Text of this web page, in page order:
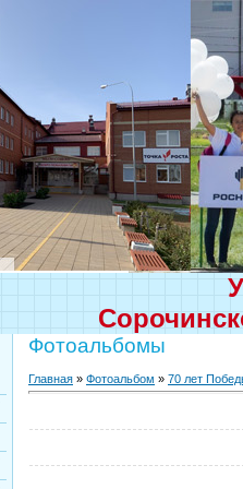
Фотоальбомы
Главная » Фотоальбом » 70 лет